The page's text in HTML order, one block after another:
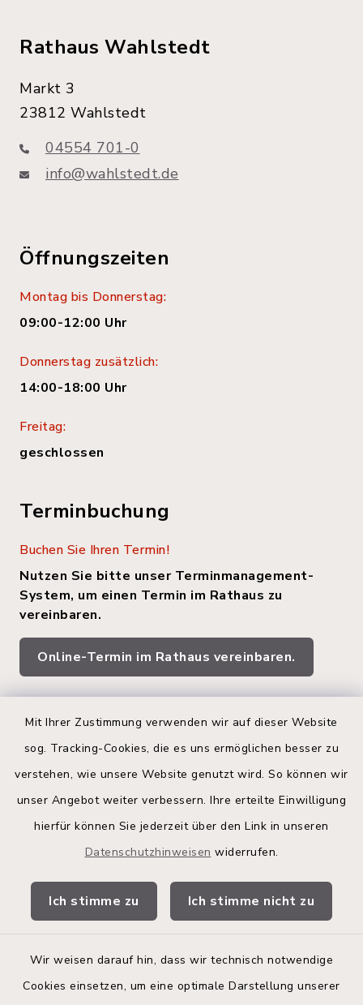
Mit Ihrer Zustimmung verwenden wir auf dieser Website
sog. Tracking-Cookies, die es uns ermöglichen besser zu
verstehen, wie unsere Website genutzt wird. So können wir
unser Angebot weiter verbessern. Ihre erteilte Einwilligung
hierfür können Sie jederzeit über den Link in unseren
Datenschutzhinweisen widerrufen.
Ich stimme zu Ich stimme nicht zu
Wir weisen darauf hin, dass wir technisch notwendige
Cookies einsetzen, um eine optimale Darstellung unserer
Rathaus Wahlstedt
Markt 3
23812 Wahlstedt
04554 701-0
info@wahlstedt.de
Öffnungszeiten
Montag bis Donnerstag:
09:00-12:00 Uhr
Donnerstag zusätzlich:
14:00-18:00 Uhr
Freitag:
geschlossen
Terminbuchung
Buchen Sie Ihren Termin!
Nutzen Sie bitte unser Terminmanagement-
System, um einen Termin im Rathaus zu
vereinbaren.
Online-Termin im Rathaus vereinbaren.
Quicklinks
Land Schleswig-Holstein
Kita-Portal
Bürgerinformationsbroschüre